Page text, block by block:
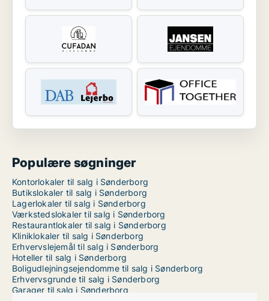
Populære søgninger
Kontorlokaler til salg i Sønderborg
Butikslokaler til salg i Sønderborg
Lagerlokaler til salg i Sønderborg
Værkstedslokaler til salg i Sønderborg
Restaurantlokaler til salg i Sønderborg
Kliniklokaler til salg i Sønderborg
Erhvervslejemål til salg i Sønderborg
Hoteller til salg i Sønderborg
Boligudlejningsejendomme til salg i Sønderborg
Erhvervsgrunde til salg i Sønderborg
Garager til salg i Sønderborg